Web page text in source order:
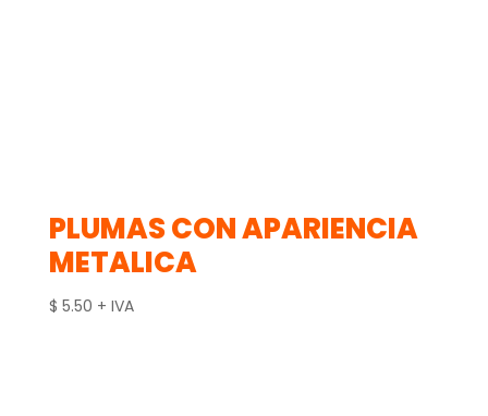
PLUMAS CON APARIENCIA
METALICA
$ 5.50 + IVA